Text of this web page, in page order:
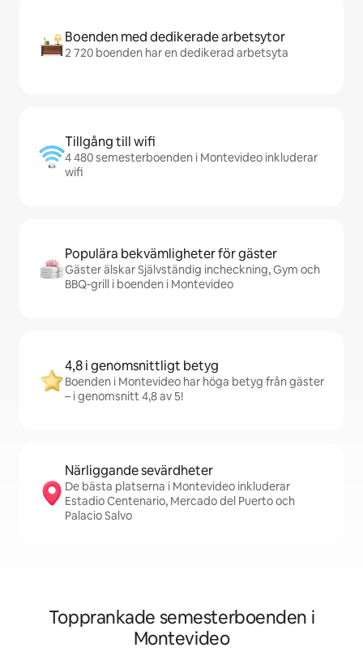
Boenden med dedikerade arbetsytor
2 720 boenden har en dedikerad arbetsyta
Tillgång till wifi
4 480 semesterboenden i Montevideo inkluderar
wifi
Populära bekvämligheter för gäster
Gäster älskar Självständig incheckning, Gym och
BBQ-grill i boenden i Montevideo
4,8 i genomsnittligt betyg
Boenden i Montevideo har höga betyg från gäster
– i genomsnitt 4,8 av 5!
Närliggande sevärdheter
De bästa platserna i Montevideo inkluderar
Estadio Centenario, Mercado del Puerto och
Palacio Salvo
Topprankade semesterboenden i
Montevideo